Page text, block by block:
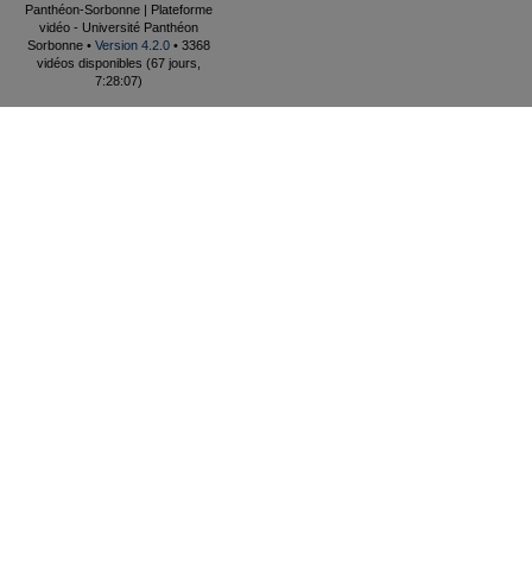
Panthéon-Sorbonne | Plateforme
vidéo - Université Panthéon
Sorbonne • Version 4.2.0 • 3368
vidéos disponibles (67 jours,
7:28:07)